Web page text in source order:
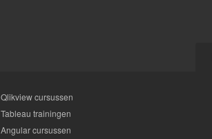
Qlikview cursussen
Tableau trainingen
Angular cursussen